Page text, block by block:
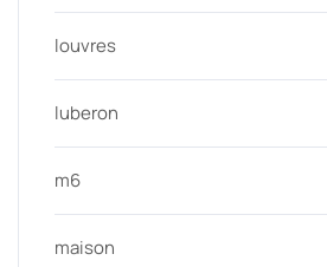
louvres
luberon
m6
maison